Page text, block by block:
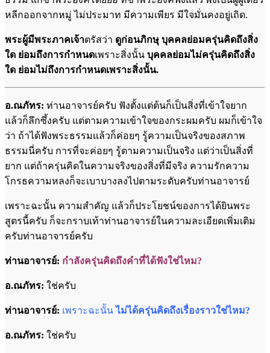
หลีกออกจากหมู่ ไม่ประมาท มีความเพียร มีใจมั่นคงอยู่เถิด.
พระผู้มีพระภาคเจ้าตรัสว่า ดูก่อนภิกษุ บุคคลย่อมครุ่นคิดถึงสิ่ง
ใด ย่อมถึงการกำหนดเพราะสิ่งนั้น บุคคลย่อมไม่ครุ่นคิดถึงสิ่ง
ใด ย่อมไม่ถึงการกำหนดเพราะสิ่งนั้น.
อ.ณภัทร: ท่านอาจารย์ครับ ฟังตั้งแต่ต้นก็เป็นสิ่งที่เข้าใจยาก
แล้วก็ลึกซึ้งครับ แต่ตามความเข้าใจของกระผมครับ ผมก็เข้าใจ
ว่า ถ้าได้ฟังพระธรรมแล้วก็ค่อยๆ รู้ความเป็นจริงของสภาพ
ธรรมนี่ครับ การที่จะค่อยๆ รู้ตามความเป็นจริง แต่ว่าเป็นสิ่งที่
ยาก แต่ถ้าครุ่นคิดในความจริงของสิ่งที่มีจริง ความรักความ
โกรธความหลงก็จะเบาบางลงไปตามระดับครับท่านอาจารย์
เพราะฉะนั้น ความสำคัญ แล้วก็ประโยชน์ของการได้ยินพระ
สูตรนี้ครับ ก็จะกราบเท้าท่านอาจารย์ในความละเอียดเพิ่มเติม
ครับท่านอาจารย์ครับ
ท่านอาจารย์: กำลังครุ่นคิดถึงคำที่ได้ฟังใช่ไหม?
อ.ณภัทร: ใช่ครับ
ท่านอาจารย์: เพราะฉะนั้นไม่ได้ครุ่นคิดถึงเรื่องราวใช่ไหม?
อ.ณภัทร: ใช่ครับ